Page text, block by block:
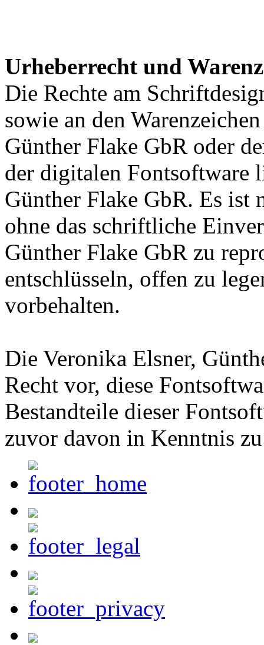
Urheberrecht und
Die Rechte am
sowie an den
Günther Flake GbR oder
der digitalen Fontsoftware
Günther Flake GbR. Es ist
ohne das schriftliche
Günther Flake GbR zu
entschlüsseln, offen zu
vorbehalten.
Die Veronika Elsner,
Recht vor, diese
Bestandteile dieser
zuvor davon in Kenntnis zu